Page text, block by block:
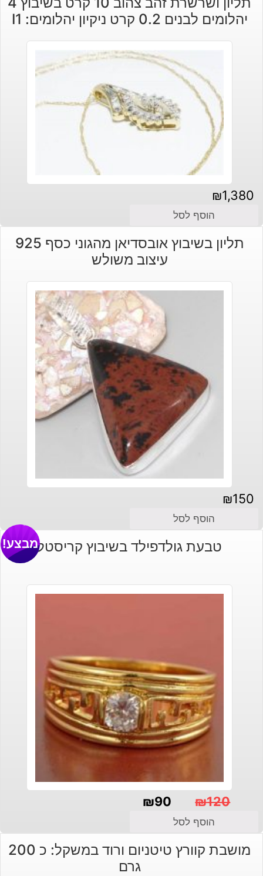
יהלומים לבנים 0.2 קרט ניקיון יהלומים: I1
₪1,380
הוסף לסל
תליון בשיבוץ אובסדיאן מהגוני כסף 925
עיצוב משולש
₪150
הוסף לסל
טבעת גולדפילד בשיבוץ קריסטלמבצע!
₪120
המקורי
היה:
₪90
הנוכחי
הוא:
הוסף לסל
מושבת קוורץ טיטניום ורוד במשקל: כ 200
גרם